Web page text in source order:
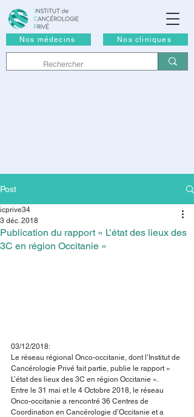
Nos médecins Nos cliniques
Post
Publication du rapport « L’état des lieux des
3C en région Occitanie »
icprive34
3 déc. 2018
03/12/2018:
Le réseau régional Onco-occitanie, dont l’Institut de
Cancérologie Privé fait partie, publie le rapport «
L’état des lieux des 3C en région Occitanie ».
Entre le 31 mai et le 4 Octobre 2018, le réseau
Onco-occitanie a rencontré 36 Centres de
Coordination en Cancérologie d’Occitanie et a